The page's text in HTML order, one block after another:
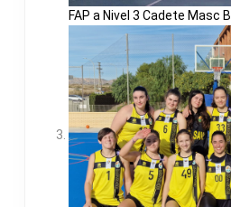
FAP a Nivel 3 Cadete Masc B